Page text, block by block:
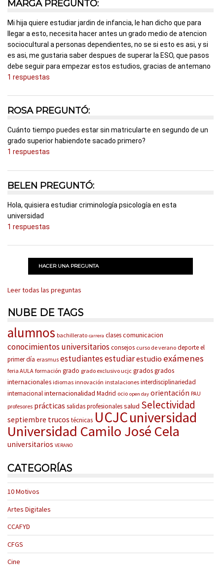
MARGA PREGUNTÓ:
Mi hija quiere estudiar jardin de infancia, le han dicho que para
llegar a esto, necesita hacer antes un grado medio de atencion
sociocultural a personas dependientes, no se si esto es asi, y si
es asi, me gustaria saber despues de superar la ESO, que pasos
debe seguir para empezar estos estudios, gracias de antemano
1 respuestas
ROSA PREGUNTÓ:
Cuánto tiempo puedes estar sin matricularte en segundo de un
grado superior habiendote sacado primero?
1 respuestas
BELEN PREGUNTÓ:
Hola, quisiera estudiar criminología psicología en esta
universidad
1 respuestas
HACER UNA PREGUNTA
Leer todas las preguntas
NUBE DE TAGS
alumnos bachillerato carrera clasescomunicacion
conocimientos universitariosconsejos curso de verano deporteel
primer día erasmus estudiantesestudiarestudio exámenes
feria AULA formación grado grado exclusivo ucjc gradosgrados
internacionales idiomas innovación instalaciones interdisciplinariedad
internacionalinternacionalidad Madrid ocio open day orientación PAU
profesores prácticas salidas profesionalessalud Selectividad
septiembre trucos técnicas UCJCuniversidad
Universidad Camilo José Cela
universitarios VERANO
CATEGORÍAS
10 Motivos
Artes Digitales
CCAFYD
CFGS
Cine